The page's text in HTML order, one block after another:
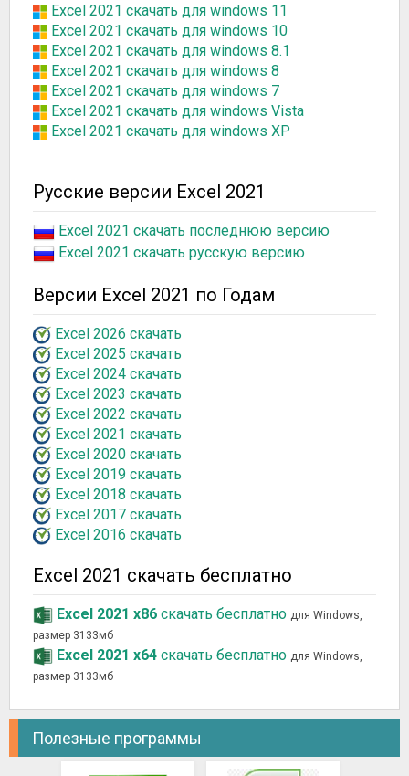
Excel 2021 скачать для windows 11
Excel 2021 скачать для windows 10
Excel 2021 скачать для windows 8.1
Excel 2021 скачать для windows 8
Excel 2021 скачать для windows 7
Excel 2021 скачать для windows Vista
Excel 2021 скачать для windows XP
Русские версии Excel 2021
Excel 2021 скачать последнюю версию
Excel 2021 скачать русскую версию
Версии Excel 2021 по Годам
Excel 2026 скачать
Excel 2025 скачать
Excel 2024 скачать
Excel 2023 скачать
Excel 2022 скачать
Excel 2021 скачать
Excel 2020 скачать
Excel 2019 скачать
Excel 2018 скачать
Excel 2017 скачать
Excel 2016 скачать
Excel 2021 скачать бесплатно
Excel 2021 x86 скачать бесплатно для Windows,
размер 3133мб
Excel 2021 x64 скачать бесплатно для Windows,
размер 3133мб
Полезные программы